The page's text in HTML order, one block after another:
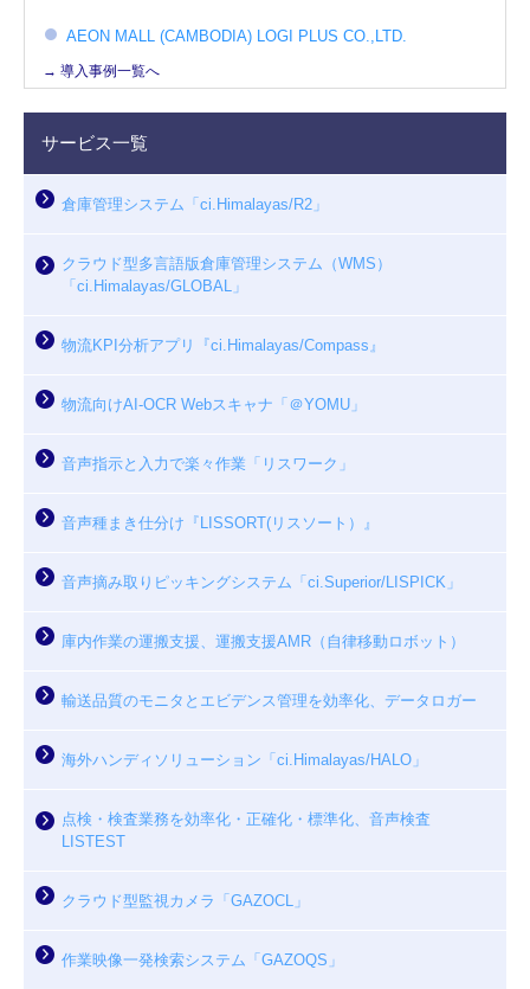
AEON MALL (CAMBODIA) LOGI PLUS CO.,LTD.
→ 導入事例一覧へ
サービス一覧
倉庫管理システム「ci.Himalayas/R2」
クラウド型多言語版倉庫管理システム（WMS）
「ci.Himalayas/GLOBAL」
物流KPI分析アプリ『ci.Himalayas/Compass』
物流向けAI-OCR Webスキャナ「＠YOMU」
音声指示と入力で楽々作業「リスワーク」
音声種まき仕分け『LISSORT(リスソート）』
音声摘み取りピッキングシステム「ci.Superior/LISPICK」
庫内作業の運搬支援、運搬支援AMR（自律移動ロボット）
輸送品質のモニタとエビデンス管理を効率化、データロガー
海外ハンディソリューション「ci.Himalayas/HALO」
点検・検査業務を効率化・正確化・標準化、音声検査
LISTEST
クラウド型監視カメラ「GAZOCL」
作業映像一発検索システム「GAZOQS」